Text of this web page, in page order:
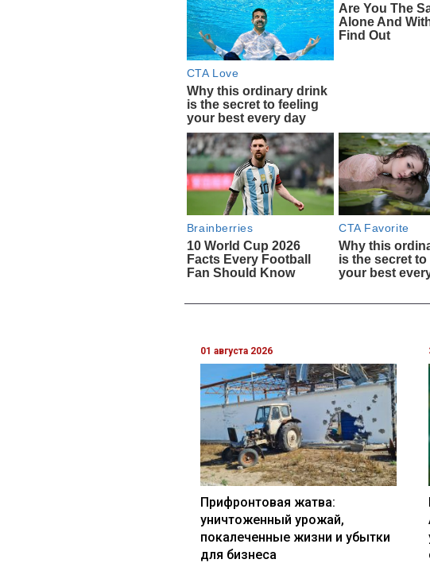
01 августа 2026
Прифронтовая жатва:
уничтоженный урожай,
покалеченные жизни и убытки
для бизнеса